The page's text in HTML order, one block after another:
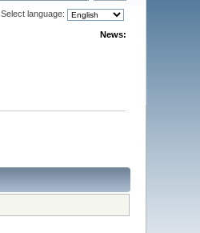
Select language:
News: